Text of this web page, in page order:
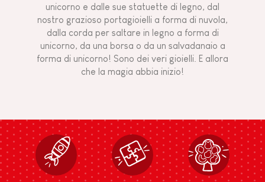
unicorno e dalle sue statuette di legno, dal
nostro grazioso portagioielli a forma di nuvola,
dalla corda per saltare in legno a forma di
unicorno, da una borsa o da un salvadanaio a
forma di unicorno! Sono dei veri gioielli. E allora
che la magia abbia inizio!